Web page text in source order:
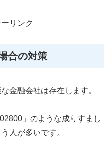
リンク
合の対策
金融会社は存在します。
」のような成りすまし
人が多いです。